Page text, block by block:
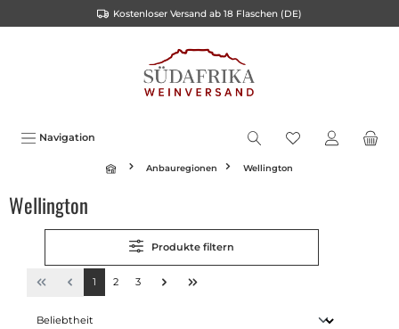
Kostenloser Versand ab 18 Flaschen (DE)
Navigation
Anbauregionen Wellington
Wellington
Produkte filtern
1 2 3